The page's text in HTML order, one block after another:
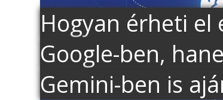
Hogyan érheti el
Google-ben,
Gemini-ben is